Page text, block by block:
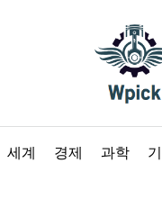
세계 경제 과학